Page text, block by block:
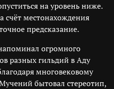
на уровень ниже.
счёт местонахождения
предсказание.
огромного
разных гильдий в Аду
многовековому
бытовал стереотип,